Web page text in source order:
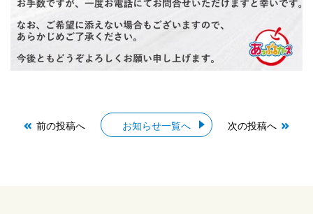
前の投稿へ お知らせ一覧へ 次の投稿へ